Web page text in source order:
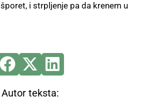
i strpljenje pa da krenem u
Autor teksta: